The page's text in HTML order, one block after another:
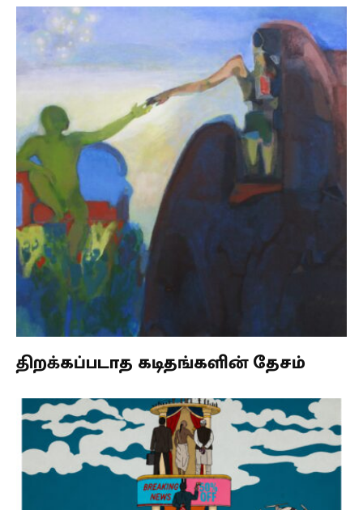
திறக்கப்படாத கடிதங்களின் தேசம்